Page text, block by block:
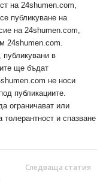
на 24shumen.com,
публикуване на
на 24shumen.com,
24shumen.com.
в
ще бъдат
не носи
публикациите.
ограничават или
и спазване
Следваща статия